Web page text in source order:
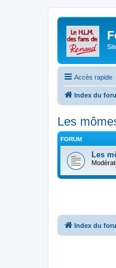
Accès rapide
Index du
Les
FORUM
Les
Index du